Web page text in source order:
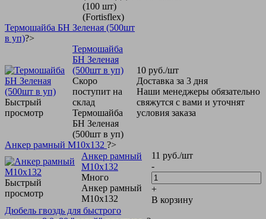
(100 шт)
(Fortisflex)
Термошайба БН Зеленая (500шт
в уп)?>
Быстрый
просмотр
Термошайба
БН Зеленая
(500шт в уп)
Скоро
поступит на
склад
Термошайба
БН Зеленая
(500шт в уп)
10 руб./шт
Доставка за 3 дня
Наши менеджеры обязательно
свяжутся с вами и уточнят
условия заказа
Анкер рамный М10х132 ?>
Быстрый
просмотр
Анкер рамный
М10х132
Много
Анкер рамный
М10х132
11 руб./шт
-
+
В корзину
Дюбель гвоздь для быстрого